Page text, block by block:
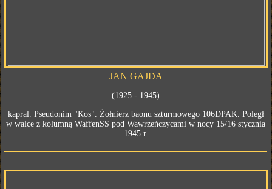
JAN GAJDA
(1925 - 1945)
kapral. Pseudonim "Kos". Żołnierz baonu szturmowego 106DPAK. Poległ
w walce z kolumną WaffenSS pod Wawrzeńczycami w nocy 15/16 stycznia
1945 r.